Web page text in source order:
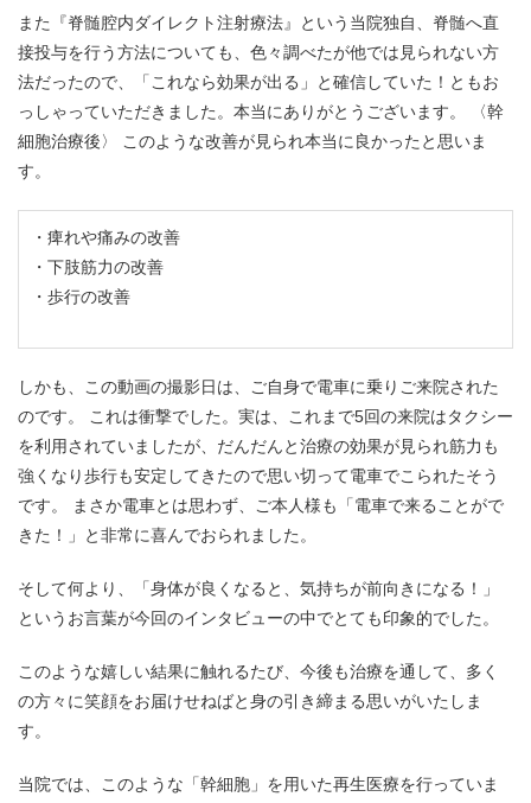
また『脊髄腔内ダイレクト注射療法』という当院独自、脊髄へ直
接投与を行う方法についても、色々調べたが他では見られない方
法だったので、「これなら効果が出る」と確信していた！ともお
っしゃっていただきました。本当にありがとうございます。 〈幹
細胞治療後〉 このような改善が見られ本当に良かったと思いま
す。
痺れや痛みの改善
下肢筋力の改善
歩行の改善
しかも、この動画の撮影日は、ご自身で電車に乗りご来院された
のです。 これは衝撃でした。実は、これまで5回の来院はタクシー
を利用されていましたが、だんだんと治療の効果が見られ筋力も
強くなり歩行も安定してきたので思い切って電車でこられたそう
です。 まさか電車とは思わず、ご本人様も「電車で来ることがで
きた！」と非常に喜んでおられました。
そして何より、「身体が良くなると、気持ちが前向きになる！」
というお言葉が今回のインタビューの中でとても印象的でした。
このような嬉しい結果に触れるたび、今後も治療を通して、多く
の方々に笑顔をお届けせねばと身の引き締まる思いがいたしま
す。
当院では、このような「幹細胞」を用いた再生医療を行っていま